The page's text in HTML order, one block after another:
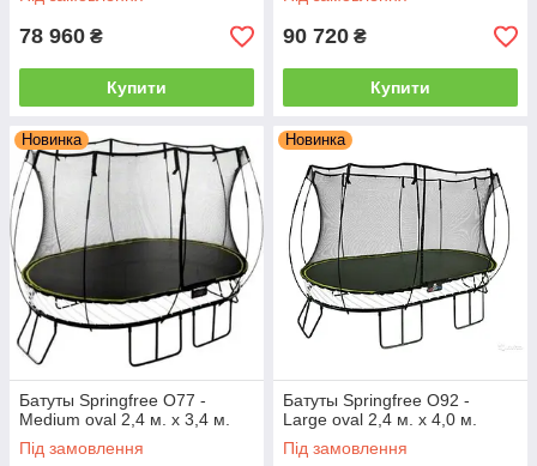
78 960 ₴
Купити
90 720 ₴
Купити
Новинка
Батуты Springfree O77 -
Medium oval 2,4 м. x 3,4 м.
Під замовлення
Новинка
Батуты Springfree O92 -
Large oval 2,4 м. x 4,0 м.
Під замовлення